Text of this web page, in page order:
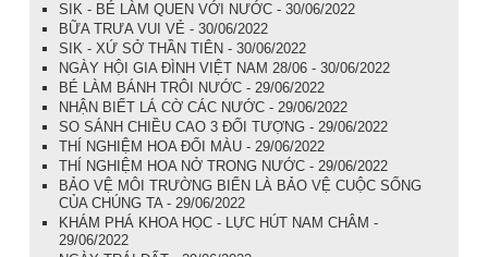
SIK - BÉ LÀM QUEN VỚI NƯỚC - 30/06/2022
BỮA TRƯA VUI VẺ - 30/06/2022
SIK - XỨ SỞ THẦN TIÊN - 30/06/2022
NGÀY HỘI GIA ĐÌNH VIỆT NAM 28/06 - 30/06/2022
BÉ LÀM BÁNH TRÔI NƯỚC - 29/06/2022
NHẬN BIẾT LÁ CỜ CÁC NƯỚC - 29/06/2022
SO SÁNH CHIỀU CAO 3 ĐỐI TƯỢNG - 29/06/2022
THÍ NGHIỆM HOA ĐỔI MÀU - 29/06/2022
THÍ NGHIỆM HOA NỞ TRONG NƯỚC - 29/06/2022
BẢO VỆ MÔI TRƯỜNG BIỂN LÀ BẢO VỆ CUỘC SỐNG
CỦA CHÚNG TA - 29/06/2022
KHÁM PHÁ KHOA HỌC - LỰC HÚT NAM CHÂM -
29/06/2022